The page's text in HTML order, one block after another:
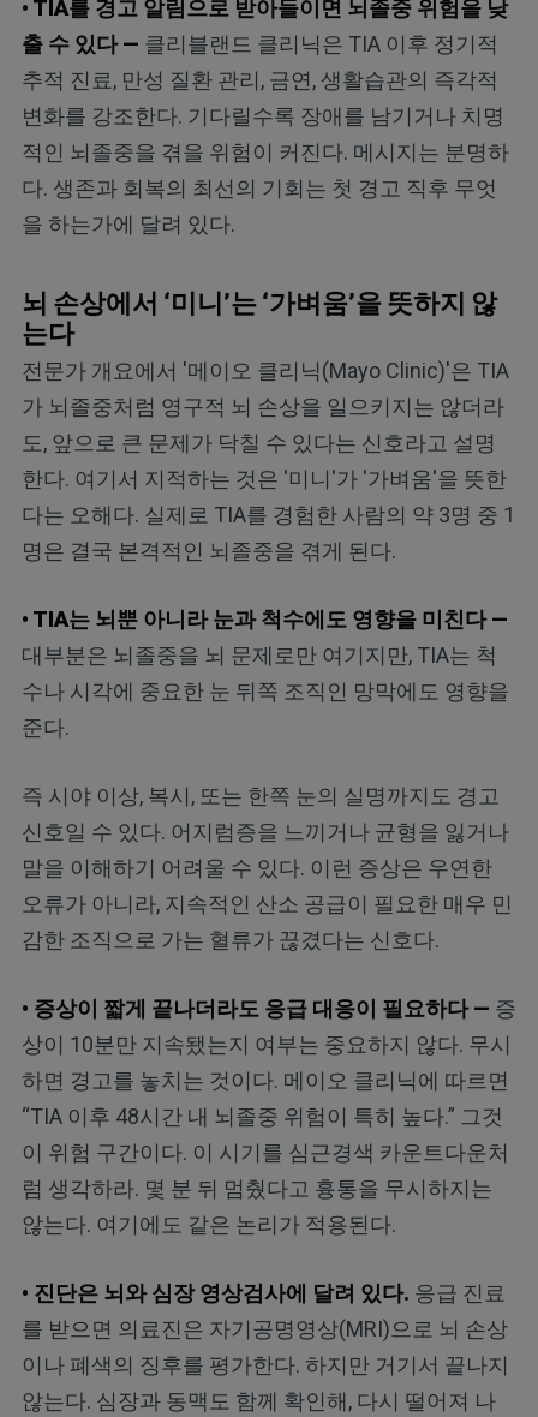
• TIA를 경고 알림으로 받아들이면 뇌졸중 위험을 낮
출 수 있다 — 클리블랜드 클리닉은 TIA 이후 정기적
추적 진료, 만성 질환 관리, 금연, 생활습관의 즉각적
변화를 강조한다. 기다릴수록 장애를 남기거나 치명
적인 뇌졸중을 겪을 위험이 커진다. 메시지는 분명하
다. 생존과 회복의 최선의 기회는 첫 경고 직후 무엇
을 하는가에 달려 있다.
뇌 손상에서 ‘미니’는 ‘가벼움’을 뜻하지 않
는다
전문가 개요에서 '메이오 클리닉(Mayo Clinic)'은 TIA
가 뇌졸중처럼 영구적 뇌 손상을 일으키지는 않더라
도, 앞으로 큰 문제가 닥칠 수 있다는 신호라고 설명
한다. 여기서 지적하는 것은 '미니'가 '가벼움'을 뜻한
다는 오해다. 실제로 TIA를 경험한 사람의 약 3명 중 1
명은 결국 본격적인 뇌졸중을 겪게 된다.
• TIA는 뇌뿐 아니라 눈과 척수에도 영향을 미친다 —
대부분은 뇌졸중을 뇌 문제로만 여기지만, TIA는 척
수나 시각에 중요한 눈 뒤쪽 조직인 망막에도 영향을
준다.
즉 시야 이상, 복시, 또는 한쪽 눈의 실명까지도 경고
신호일 수 있다. 어지럼증을 느끼거나 균형을 잃거나
말을 이해하기 어려울 수 있다. 이런 증상은 우연한
오류가 아니라, 지속적인 산소 공급이 필요한 매우 민
감한 조직으로 가는 혈류가 끊겼다는 신호다.
• 증상이 짧게 끝나더라도 응급 대응이 필요하다 — 증
상이 10분만 지속됐는지 여부는 중요하지 않다. 무시
하면 경고를 놓치는 것이다. 메이오 클리닉에 따르면
“TIA 이후 48시간 내 뇌졸중 위험이 특히 높다.” 그것
이 위험 구간이다. 이 시기를 심근경색 카운트다운처
럼 생각하라. 몇 분 뒤 멈췄다고 흉통을 무시하지는
않는다. 여기에도 같은 논리가 적용된다.
• 진단은 뇌와 심장 영상검사에 달려 있다. 응급 진료
를 받으면 의료진은 자기공명영상(MRI)으로 뇌 손상
이나 폐색의 징후를 평가한다. 하지만 거기서 끝나지
않는다. 심장과 동맥도 함께 확인해, 다시 떨어져 나